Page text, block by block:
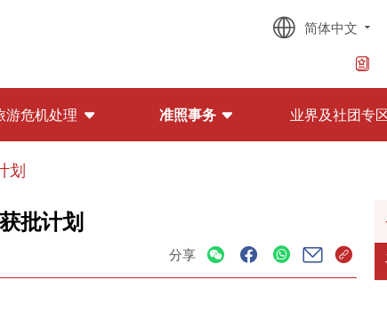
简体中文
游危机处理 准照事务 业界及社团专
划
批计划
分享